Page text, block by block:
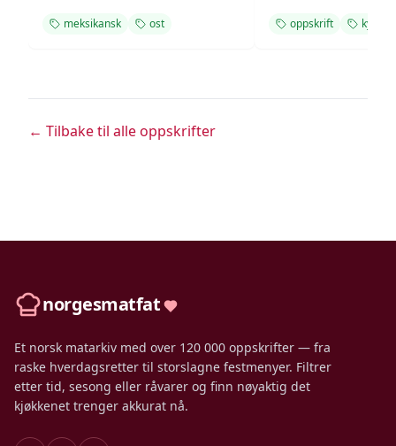
meksikansk ost oppskrift kylling
← Tilbake til alle oppskrifter
norgesmatfat
Et norsk matarkiv med over 120 000 oppskrifter — fra
raske hverdagsretter til storslagne festmenyer. Filtrer
etter tid, sesong eller råvarer og finn nøyaktig det
kjøkkenet trenger akkurat nå.